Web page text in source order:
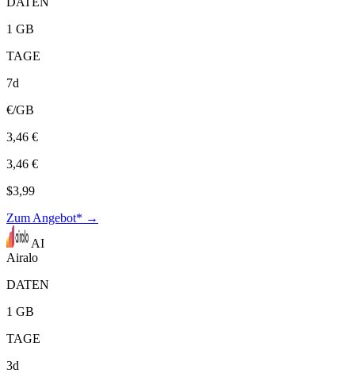
1 GB
TAGE
7d
€/GB
3,46 €
3,46 €
$3,99
Zum Angebot* →
AI
Airalo
DATEN
1 GB
TAGE
3d